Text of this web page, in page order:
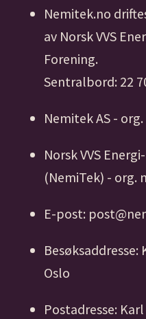
Nemitek.no
av Norsk VVS
Forening.
Sentralbord: 22
Nemitek AS -
Norsk VVS
(NemiTek) - org.
E-post:
Besøksaddresse:
Oslo
Postadresse: